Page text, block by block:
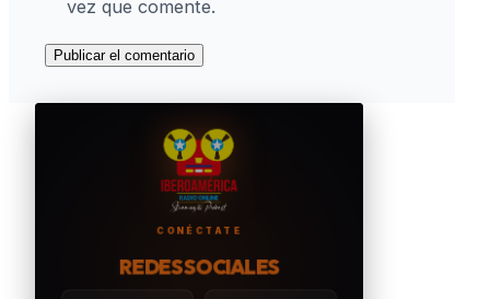
vez que comente.
CONÉCTATE
REDES SOCIALES